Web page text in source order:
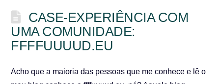
CASE-EXPERIÊNCIA COM
UMA COMUNIDADE:
FFFFUUUUD.EU
Acho que a maioria das pessoas que me conhece e lê o